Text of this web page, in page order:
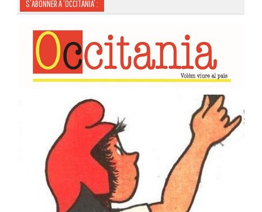
S’ABONNER À ‘OCCITANIA’ :